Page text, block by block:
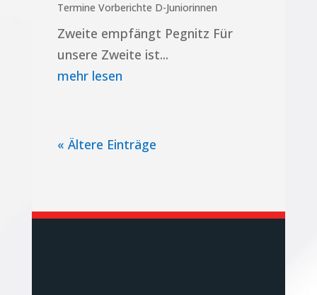
Termine Vorberichte D-Juniorinnen
Zweite empfängt Pegnitz Für
unsere Zweite ist...
mehr lesen
« Ältere Einträge